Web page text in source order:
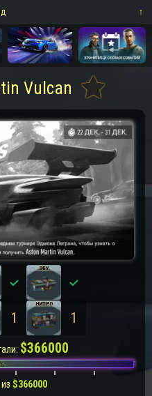
⁪⁪⁪↑
Vulcan
0
1
ЭБУ
0
НИТРО
1
$366000
$366000